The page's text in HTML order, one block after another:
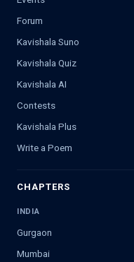
Forum
Kavishala Suno
Kavishala Quiz
Kavishala AI
Contests
Kavishala Plus
Write a Poem
CHAPTERS
INDIA
Gurgaon
Mumbai